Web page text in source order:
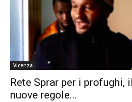
Vicenza
Rete Sprar per i profughi,
nuove regole...